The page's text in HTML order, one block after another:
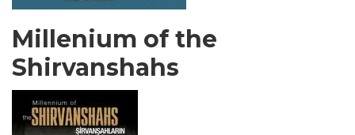
Millenium of the
Shirvanshahs